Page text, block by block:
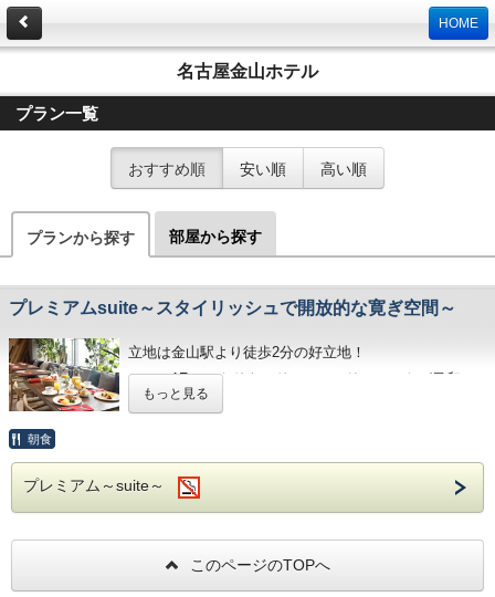
HOME
名古屋金山ホテル
プラン一覧
おすすめ順 安い順 高い順
プランから探す 部屋から探す
プレミアムsuite～スタイリッシュで開放的な寛ぎ空間～
立地は金山駅より徒歩2分の好立地！
ホテル1Fのマクドナルド、ファミリーマートが目印で
す！
ネートされた客室は、機能的なリラックス空
間設計。
バスルーム、洗面とトイレは完全セパレー
もっと見る
朝食
プレミアム～suite～
このページのTOPへ